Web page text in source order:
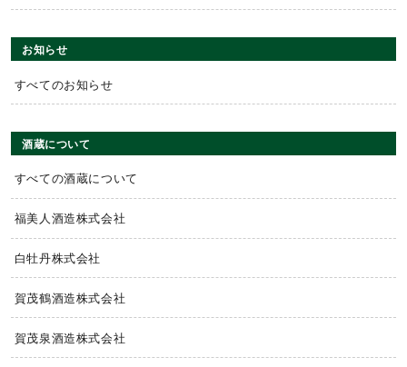
お知らせ
すべてのお知らせ
酒蔵について
すべての酒蔵について
福美人酒造株式会社
白牡丹株式会社
賀茂鶴酒造株式会社
賀茂泉酒造株式会社